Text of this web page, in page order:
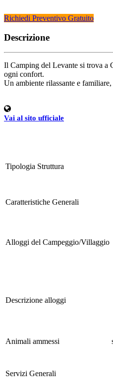
Richiedi Preventivo Gratuito
Descrizione
Il Camping del Levante si trova a
ogni confort.
Un ambiente rilassante e
Vai al sito ufficiale
Tipologia Struttura
Caratteristiche Generali
Alloggi del Campeggio/Villaggio
Descrizione alloggi
Animali ammessi
Servizi Generali